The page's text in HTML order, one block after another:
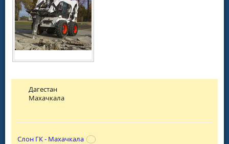
Дагестан
Махачкала
Слон ГК - Махачкала